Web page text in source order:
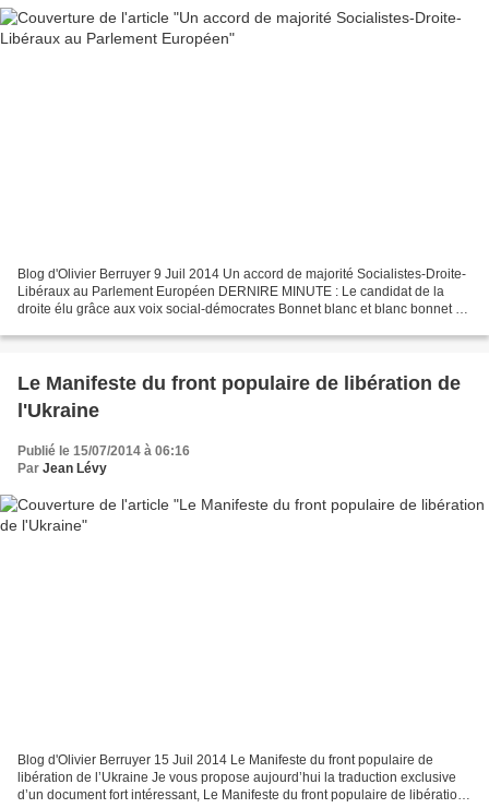
Blog d'Olivier Berruyer 9 Juil 2014 Un accord de majorité Socialistes-Droite-
Libéraux au Parlement Européen DERNIRE MINUTE : Le candidat de la
droite élu grâce aux voix social-démocrates Bonnet blanc et blanc bonnet Le
Le Manifeste du front populaire de libération de
l'Ukraine
Publié le 15/07/2014 à 06:16
Par Jean Lévy
Blog d'Olivier Berruyer 15 Juil 2014 Le Manifeste du front populaire de
libération de l’Ukraine Je vous propose aujourd’hui la traduction exclusive
d’un document fort intéressant, Le Manifeste du front populaire de libération